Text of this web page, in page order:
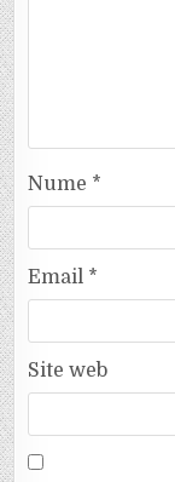
Nume *
Email *
Site web